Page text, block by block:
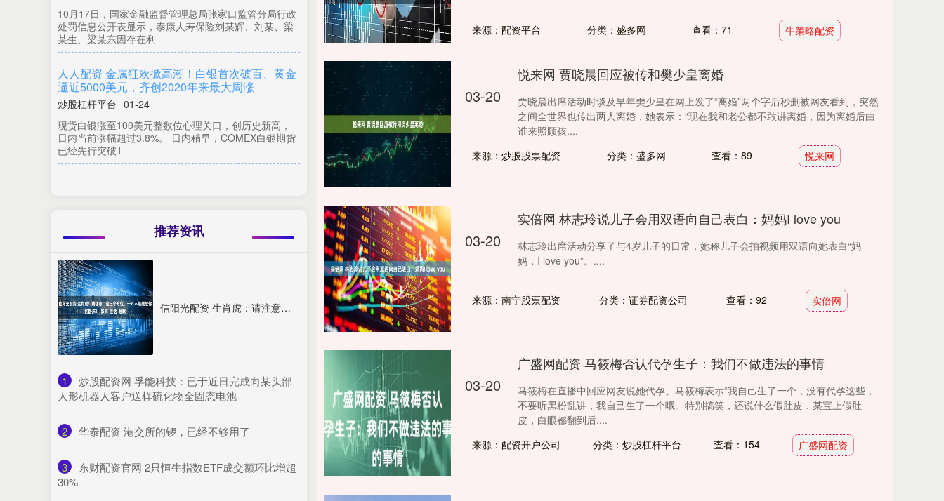
来源：配资平台 分类：盛多网 查看：71 牛策略配资
03-20
悦来网 贾晓晨回应被传和樊少皇离婚
贾晓晨出席活动时谈及早年樊少皇在网上发了“离婚”两个字后秒删被网友看到，突然
之间全世界也传出两人离婚，她表示：“现在我和老公都不敢讲离婚，因为离婚后由
谁来照顾孩....
来源：炒股股票配资
分类：盛多网 查看：89 悦来网
03-20
实倍网 林志玲说儿子会用双语向自己表白：妈妈I love you
林志玲出席活动分享了与4岁儿子的日常，她称儿子会拍视频用双语向她表白“妈
妈，I love you”。....
来源：南宁股票配资 分类：证券配资公司 查看：92 实倍网
03-20
广盛网配资 马筱梅否认代孕生子：我们不做违法的事情
马筱梅在直播中回应网友说她代孕。马筱梅表示“我自己生了一个，没有代孕这些，
不要听黑粉乱讲，我自己生了一个哦。特别搞笑，还说什么假肚皮，某宝上假肚
皮，白眼都翻到后....
来源：配资开户公司
分类：炒股杠杆平台 查看：154 广盛网配资
10月17日，国家金融监督管理总局张家口监管分局行政
处罚信息公开表显示，泰康人寿保险刘某辉、刘某、梁
某生、梁某东因存在利
人人配资 金属狂欢掀高潮！白银首次破百、黄金
逼近5000美元，齐创2020年来最大周涨
炒股杠杆平台 01-24
现货白银涨至100美元整数位心理关口，创历史新高，
日内当前涨幅超过3.8%。 日内稍早，COMEX白银期货
已经先行突破1
推荐资讯
信阳光配资 生肖虎：请注意！这三个方位，千万不能摆放你的卧床！_影响_生活_睡眠
1
​炒股配资网 孚能科技：已于近日完成向某头部
人形机器人客户送样硫化物全固态电池
2 ​华泰配资 港交所的锣，已经不够用了
3
​东财配资官网 2只恒生指数ETF成交额环比增超
30%